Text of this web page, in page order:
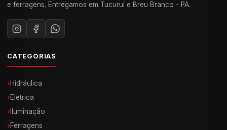
e ferragens. Entregamos em Tucuruí e Breu Branco - PA.
CATEGORIAS
›Hidráulica
›Elétrica
› Iluminação
›Ferragens